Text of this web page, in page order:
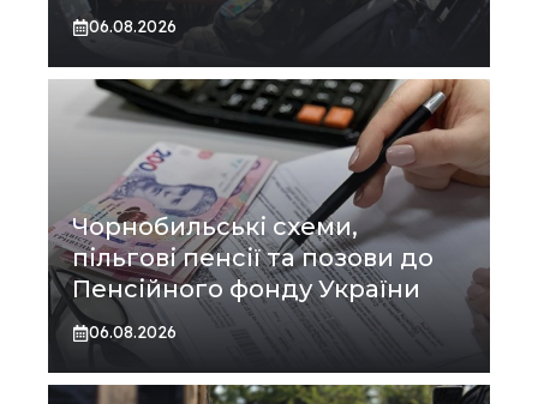
06.08.2026
Чорнобильські схеми,
пільгові пенсії та позови до
Пенсійного фонду України
06.08.2026